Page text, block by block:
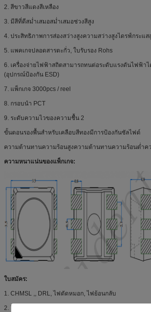
2. สีขาวสีแดงสีเหลือง
3. มีสีที่ดีสม่ำเสมอสม่ำเสมอช่วงสีสูง
4. ประสิทธิภาพการส่องสว่างสูงความสว่างสูงไดรฟ์กระแส
5. แพคเกจปลอดสารตะกั่ว, ใบรับรอง Rohs
6. เครื่องจ่ายไฟฟ้าสถิตสามารถทนต่อระดับแรงดันไฟฟ้าไ
(อุปกรณ์ป้องกัน ESD)
7. แพ็กเกจ 3000pcs / reel
8. กรอบนำ PCT
9. ระดับความไวของความชื้น 2
ขั้นตอนรองพื้นสำหรับเคลือบสีทองมีการป้องกันซัลไฟด์
ความต้านทานความร้อนสูงความต้านทานความร้อนต่ำค
ความหนาแน่นของแพ็กเกจ:
ใบสมัคร:
1. CHMSL ,, DRL, ไฟตัดหมอก, ไฟย้อนกลับ
2. TSL (ด้านหน้า / ด้านหลัง)